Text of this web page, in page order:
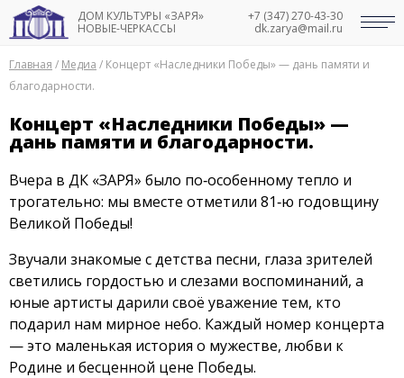
ДОМ КУЛЬТУРЫ «ЗАРЯ»
НОВЫЕ-ЧЕРКАССЫ
+7 (347) 270-43-30
dk.zarya@mail.ru
Главная / Медиа / Концерт «Наследники Победы» — дань памяти и
благодарности.
Концерт «Наследники Победы» —
дань памяти и благодарности.
Вчера в ДК «ЗАРЯ» было по‑особенному тепло и
трогательно: мы вместе отметили 81‑ю годовщину
Великой Победы!
Звучали знакомые с детства песни, глаза зрителей
светились гордостью и слезами воспоминаний, а
юные артисты дарили своё уважение тем, кто
подарил нам мирное небо. Каждый номер концерта
— это маленькая история о мужестве, любви к
Родине и бесценной цене Победы.